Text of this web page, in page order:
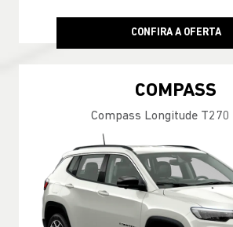
CONFIRA A OFERTA
COMPASS
Compass Longitude T270